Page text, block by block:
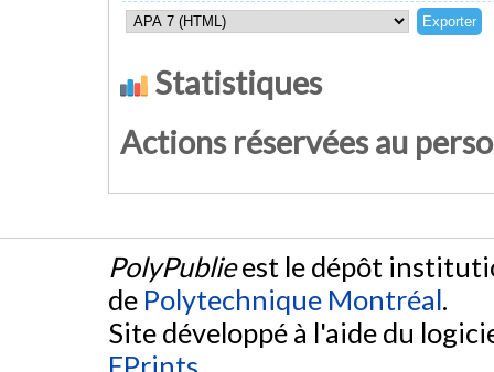
Statistiques
Actions réservées au
PolyPublieest le dépôt
de Polytechnique Montréal.
Site développé à l'aide du